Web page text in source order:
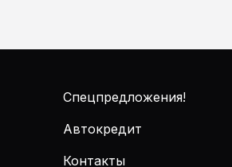
Спецпредложения!
Автокредит
Контакты